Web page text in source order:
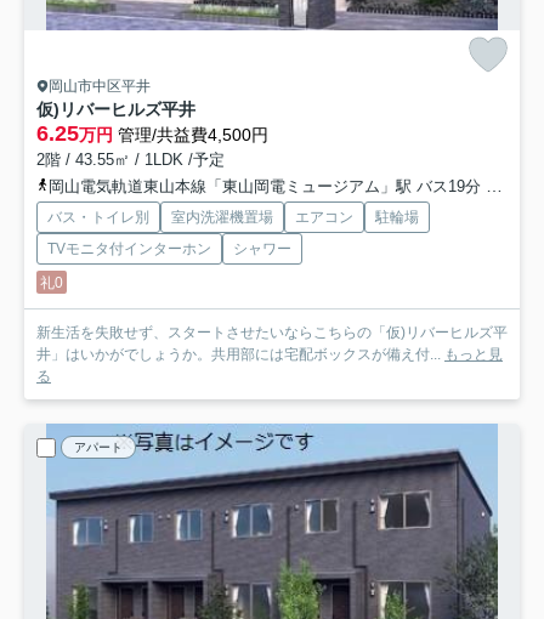
岡山市中区平井
仮)リバーヒルズ平井
6.25万円 管理/共益費4,500円
2階 / 43.55㎡ / 1LDK /予定
岡山電気軌道東山本線「東山岡電ミュージアム」駅 バス19分 「四軒屋」 停歩3分
バス・トイレ別 室内洗濯機置場 エアコン
駐輪場
TVモニタ付インターホン
シャワー
礼0
新生活を失敗せず、スタートさせたいならこちらの「仮)リバーヒルズ平
井」はいかがでしょうか。共用部には宅配ボックスが備え付... もっと見
る
アパート